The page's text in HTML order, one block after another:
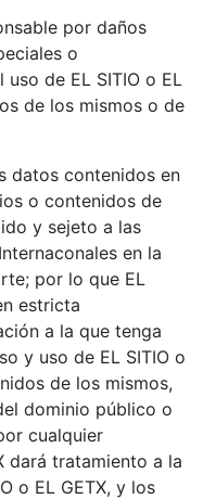
por daños
o
de EL SITIO o EL
de los mismos o de
datos contenidos en
o contenidos de
y sejeto a las
en la
por lo que EL
estricta
a la que tenga
y uso de EL SITIO o
de los mismos,
dominio público o
cualquier
dará tratamiento a la
o EL GETX, y los